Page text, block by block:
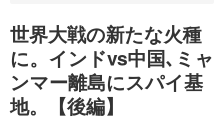
世界大戦の新たな火種
に。インドvs中国､ミャ
ンマー離島にスパイ基
地。【後編】